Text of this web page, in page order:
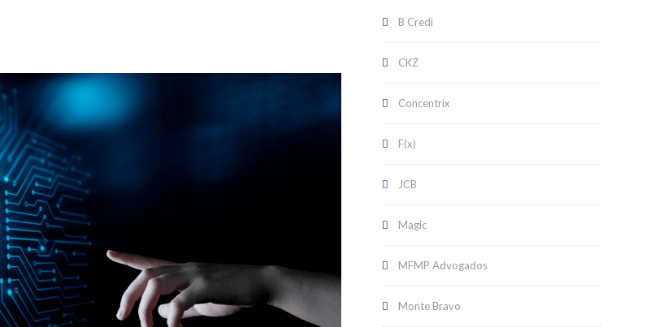
B Credi
CKZ
Concentrix
F(x)
JCB
Magic
MFMP Advogados
Monte Bravo